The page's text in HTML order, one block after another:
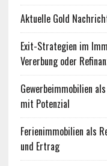
Aktuelle Gold
Exit-Strategien im
Vererbung oder
Gewerbeimmobilien
mit Potenzial
Ferienimmobilien als
und Ertrag